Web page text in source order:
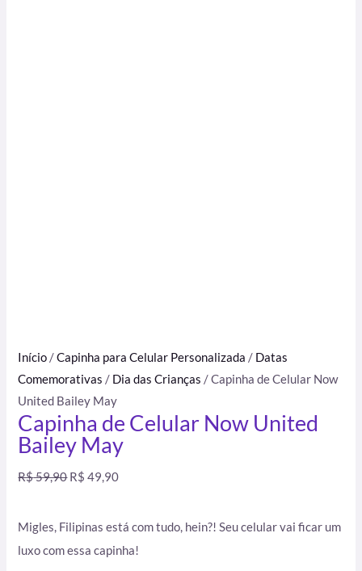
Início /Capinha para Celular Personalizada / Datas
Comemorativas / Dia das Crianças / Capinha de Celular Now
United Bailey May
Capinha de Celular Now United
Bailey May
R$59,90 R$ 49,90
Migles, Filipinas está com tudo, hein?! Seu celular vai ficar um
luxo com essa capinha!